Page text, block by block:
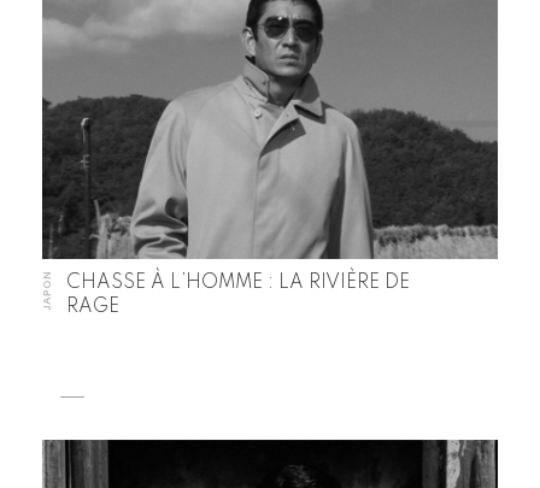
JAPON
CHASSE À L’HOMME : LA RIVIÈRE DE
RAGE